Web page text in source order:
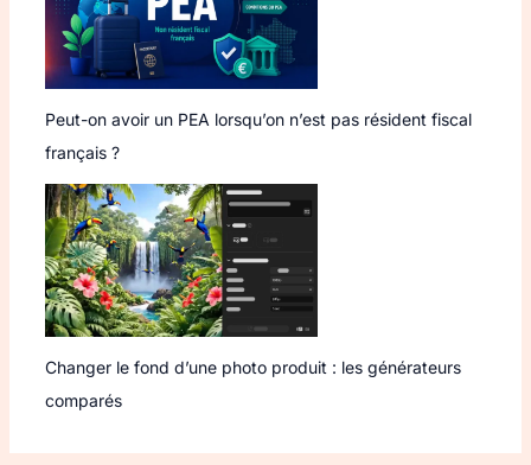
Peut-on avoir un PEA lorsqu’on n’est pas résident fiscal
français ?
Changer le fond d’une photo produit : les générateurs
comparés